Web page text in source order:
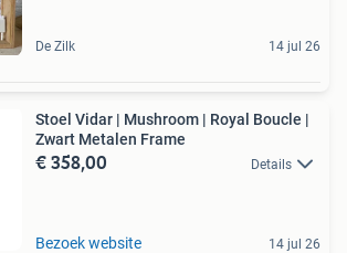
De Zilk 14 jul 26
Stoel Vidar | Mushroom | Royal Boucle |
Zwart Metalen Frame
€ 358,00 Details
Bezoek website 14 jul 26